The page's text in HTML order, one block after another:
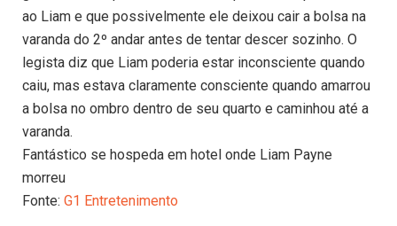
ao Liam e que possivelmente ele deixou cair a bolsa na
varanda do 2º andar antes de tentar descer sozinho. O
legista diz que Liam poderia estar inconsciente quando
caiu, mas estava claramente consciente quando amarrou
a bolsa no ombro dentro de seu quarto e caminhou até a
varanda.
Fantástico se hospeda em hotel onde Liam Payne
morreu
Fonte: G1 Entretenimento